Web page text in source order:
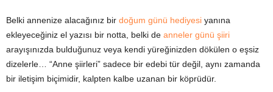
Belki annenize alacağınız bir doğum günü hediyesi yanına
ekleyeceğiniz el yazısı bir notta, belki de anneler günü şiiri
arayışınızda bulduğunuz veya kendi yüreğinizden dökülen o eşsiz
dizelerle… “Anne şiirleri” sadece bir edebi tür değil, aynı zamanda
bir iletişim biçimidir, kalpten kalbe uzanan bir köprüdür.